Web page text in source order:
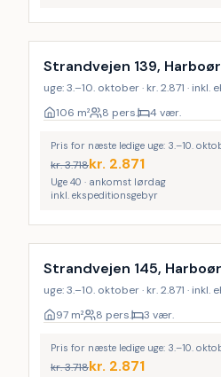
Strandvejen 139,
uge: 3.–10. oktober · kr. 2.871 ·
106 m² 8 pers. 4 vær.
Pris for næste ledige uge: 3.–10.
kr.3.718kr. 2.871
Uge 40 · ankomst lørdag
inkl. ekspeditionsgebyr
Strandvejen 145,
uge: 3.–10. oktober · kr. 2.871 ·
97 m² 8 pers. 3 vær.
Pris for næste ledige uge: 3.–10.
kr.3.718kr. 2.871